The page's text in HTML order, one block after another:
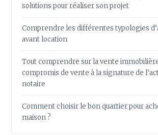
solutions pour réaliser son projet
Comprendre les différentes typologies
avant location
Tout comprendre sur la vente
compromis de vente à la signature de
notaire
Comment choisir le bon quartier pour
maison ?